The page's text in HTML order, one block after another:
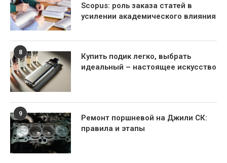
Scopus: роль заказа статей в
усилении академического влияния
8
Купить подик легко, выбрать
идеальный – настоящее искусство
9
Ремонт поршневой на Джили СК:
правила и этапы